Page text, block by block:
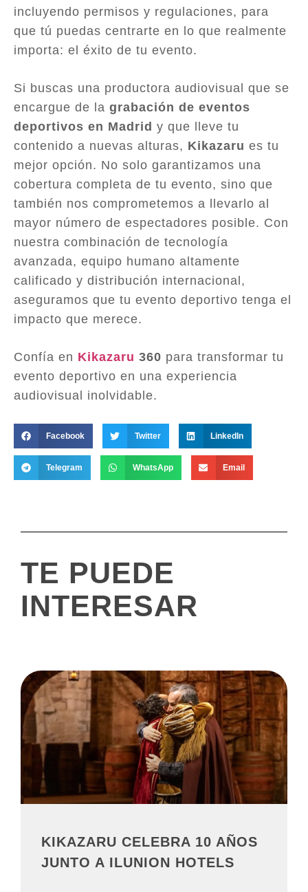
incluyendo permisos y regulaciones, para
que tú puedas centrarte en lo que realmente
importa: el éxito de tu evento.
Si buscas una productora audiovisual que se
encargue de la grabación de eventos
deportivos en Madrid y que lleve tu
contenido a nuevas alturas, Kikazaru es tu
mejor opción. No solo garantizamos una
cobertura completa de tu evento, sino que
también nos comprometemos a llevarlo al
mayor número de espectadores posible. Con
nuestra combinación de tecnología
avanzada, equipo humano altamente
calificado y distribución internacional,
aseguramos que tu evento deportivo tenga el
impacto que merece.
Confía en Kikazaru 360 para transformar tu
evento deportivo en una experiencia
audiovisual inolvidable.
Facebook Twitter LinkedIn
Telegram WhatsApp Email
TE PUEDE
INTERESAR
KIKAZARU CELEBRA 10 AÑOS
JUNTO A ILUNION HOTELS